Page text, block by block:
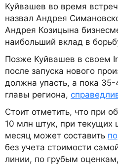
Куйвашев во время
назвал Андрея
Андрея Козицына
наибольший вклад в
Позже Куйвашев в своем
после запуска нового
должна упасть, а пока
главы региона,
Стоит отметить, что при
10 млн штук, при текущих
месяц может составить
без учета стоимости
линии, по грубым